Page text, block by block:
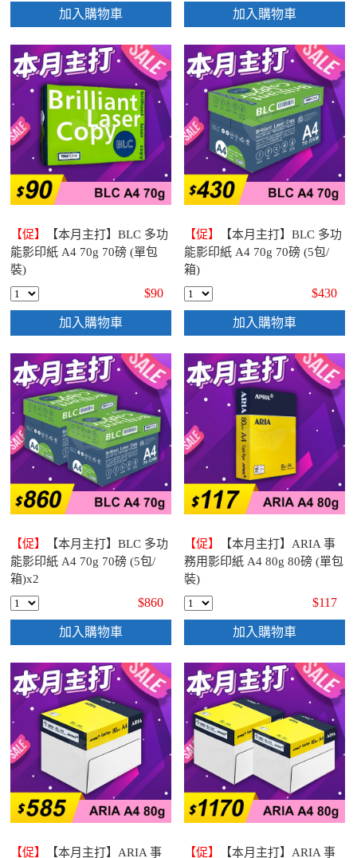
加入購物車 加入購物車
【促】
【本月主打】BLC 多功
能影印紙 A4 70g 70磅 (單包
裝)
$90
加入購物車
【促】
【本月主打】BLC 多功
能影印紙 A4 70g 70磅 (5包/
箱)
$430
加入購物車
【促】
【本月主打】BLC 多功
能影印紙 A4 70g 70磅 (5包/
箱)x2
$860
加入購物車
【促】
【本月主打】ARIA 事
務用影印紙 A4 80g 80磅 (單包
裝)
$117
加入購物車
【促】
【本月主打】ARIA 事
【促】
【本月主打】ARIA 事